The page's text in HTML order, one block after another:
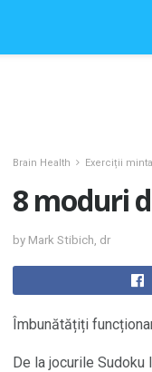
Brain Health Exerciții
8 moduri
by Mark Stibich, dr
Îmbunătățiți
De la jocurile